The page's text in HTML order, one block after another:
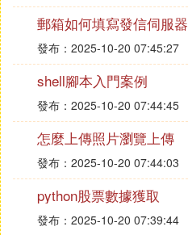
郵箱如何填寫發信伺服器
發布：2025-10-20 07:45:27
shell腳本入門案例
發布：2025-10-20 07:44:45
怎麼上傳照片瀏覽上傳
發布：2025-10-20 07:44:03
python股票數據獲取
發布：2025-10-20 07:39:44